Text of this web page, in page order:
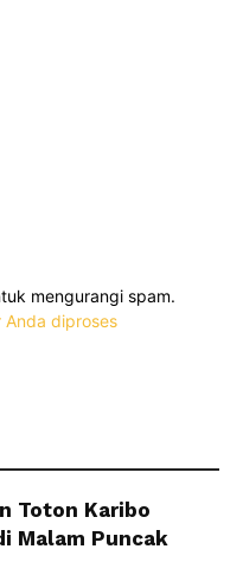
mengurangi spam.
Anda diproses
Toton Karibo
Malam Puncak